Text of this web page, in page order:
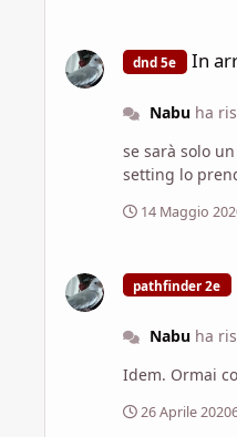
dnd 5e In
Nabuha
se sarà solo un
setting lo
14 Maggio
pathfinder 2e
Nabuha
Idem. Ormai
26 Aprile 2020